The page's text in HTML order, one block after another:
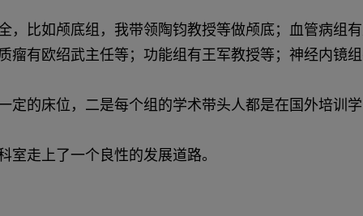
，比如颅底组，我带领陶钧教授等做颅底；血管病组
瘤有欧绍武主任等；功能组有王军教授等；神经内镜
定的床位，二是每个组的学术带头人都是在国外培训
走上了一个良性的发展道路。